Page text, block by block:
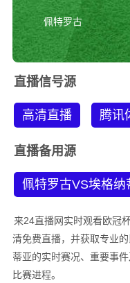
佩特罗古
直播信号源
高清直播 腾讯
直播备用源
佩特罗古VS埃格纳
来24直播网实时观看欧冠
清免费直播，并获取专业
蒂亚的实时赛况、重要事
比赛进程。